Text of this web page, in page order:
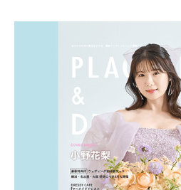
一番お得？」「プラコ
解決します。 まずは
ング診断」か